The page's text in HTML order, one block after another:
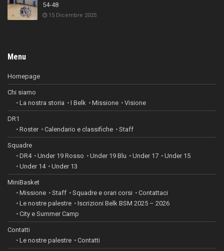
54-48
15 Dicembre 2025
Menu
Homepage
Chi siamo
La nostra storia
I Belk Missione Visione
DR1
Roster
Calendario e classifiche Staff
Squadre
DR4
Under 19 Rosso Under 19 Blu Under 17
Under 15
Under 14
Under 13
MiniBasket
Missione
Staff Squadre e orari corsi
Contattaci
Le nostre palestre
Iscrizioni Belk BSM 2025 – 2026
City e Summer Camp
Contatti
Le nostre palestre
Contatti